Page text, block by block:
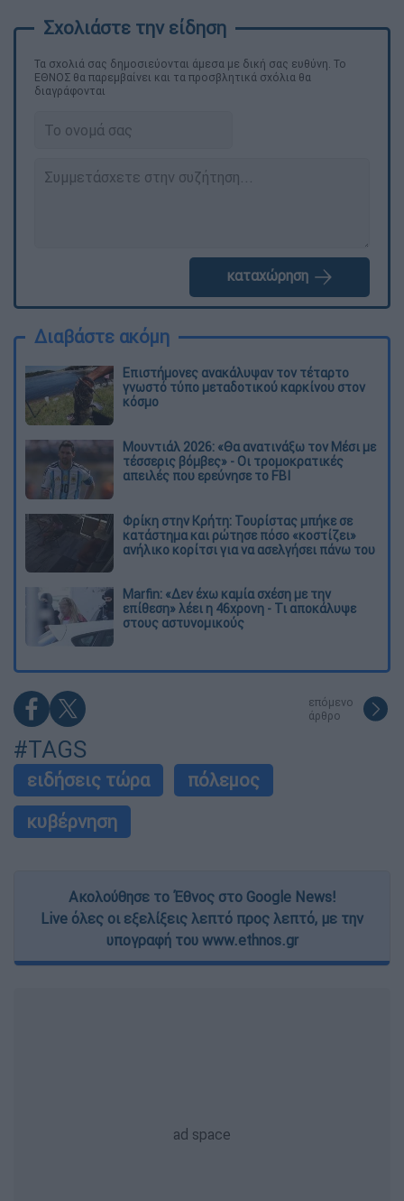
Τα σχολιά σας δημοσιεύονται άμεσα με δική σας ευθύνη. Το
ΕΘΝΟΣ θα παρεμβαίνει και τα προσβλητικά σχόλια θα
διαγράφονται
καταχώρηση
Διαβάστε ακόμη
Επιστήμονες ανακάλυψαν τον τέταρτο
γνωστό τύπο μεταδοτικού καρκίνου στον
κόσμο
Μουντιάλ 2026: «Θα ανατινάξω τον Μέσι με
τέσσερις βόμβες» - Οι τρομοκρατικές
απειλές που ερεύνησε το FBI
Φρίκη στην Κρήτη: Τουρίστας μπήκε σε
κατάστημα και ρώτησε πόσο «κοστίζει»
ανήλικο κορίτσι για να ασελγήσει πάνω του
Marfin: «Δεν έχω καμία σχέση με την
επίθεση» λέει η 46χρονη - Τι αποκάλυψε
στους αστυνομικούς
επόμενο
άρθρο
#TAGS
ειδήσεις τώρα
πόλεμος
κυβέρνηση
Ακολούθησε το Έθνος στο Google News!
Live όλες οι εξελίξεις λεπτό προς λεπτό, με την
υπογραφή του www.ethnos.gr